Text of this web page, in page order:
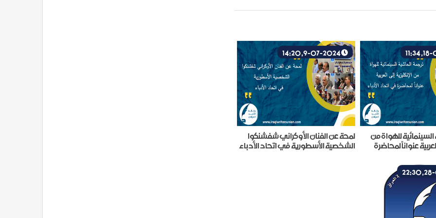
للهواة من
عنواناً لمحاضرة
9-07-2024, 14:20
لمحة عن الفنان الأوكراني شفشنكوا
الشخصية الأسطورية في اتحاد الأدباء